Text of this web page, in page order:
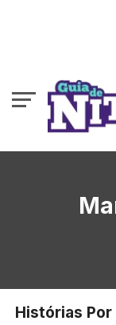
Histórias